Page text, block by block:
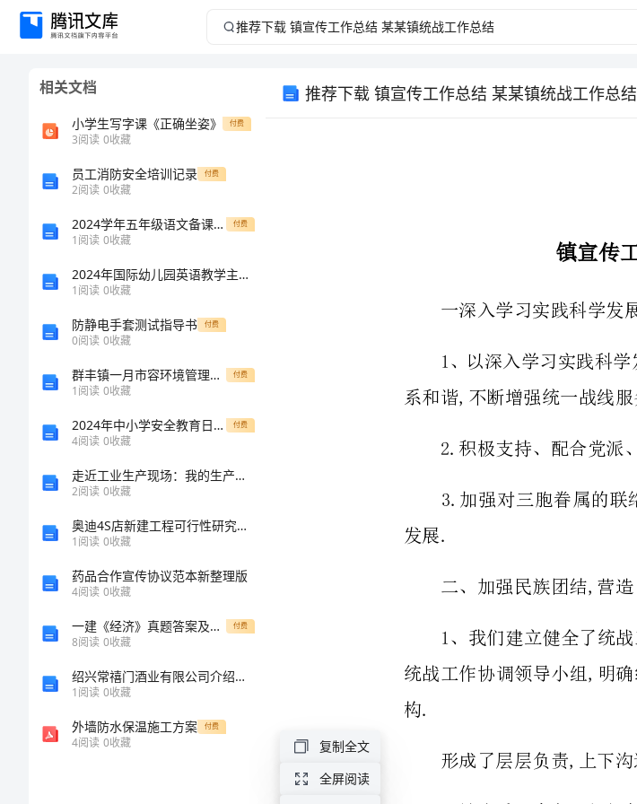
推
相关文档
小学生写字课《正确坐姿》 付费
3阅读 0收藏
员工消防安全培训记录 付费
2阅读 0收藏
2024学年五年级语文备课组下学期的工作总结 付费
1阅读 0收藏
2024年国际幼儿园英语教学主任工作计划范文
1阅读 0收藏
防静电手套测试指导书 付费
0阅读 0收藏
群丰镇一月市容环境管理工作总结[修改版] 付费
1阅读 0收藏
2024年中小学安全教育日主题讲话稿 付费
4阅读 0收藏
走近工业生产现场：我的生产实习见闻
2阅读 0收藏
奥迪4S店新建工程可行性研究报告
1阅读 0收藏
药品合作宣传协议范本新整理版
4阅读 0收藏
一建《经济》真题答案及解析全 付费
8阅读 0收藏
绍兴常禧门酒业有限公司介绍企业发展分析报告
1阅读 0收藏
外墙防水保温施工方案 付费
4阅读 0收藏
推荐下载 镇宣传工作总结 某某镇统战工作总结
一深入学习实践科学发展观,夯实统一战线
二、加强民族团结,营造良好的发展环境
复制全文
全屏阅读